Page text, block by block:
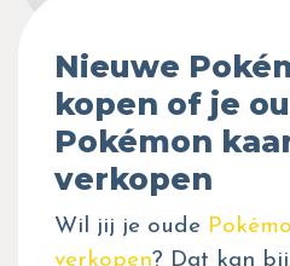
Nieuwe
kopen of je
Pokémon
verkopen
Wil jij je oude
verkopen? Dat kan